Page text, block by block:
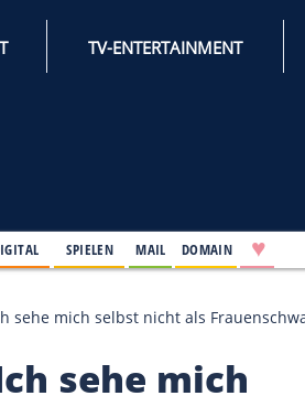
INTERNET TV-
Tour: "Ich sehe mich selbst